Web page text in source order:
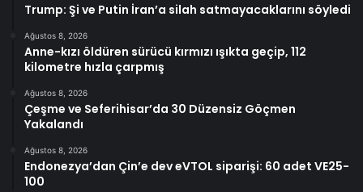
Trump: Şi ve Putin İran’a silah satmayacaklarını söyledi
Ağustos 8, 2026
Anne-kızı öldüren sürücü kırmızı ışıkta geçip, 112
kilometre hızla çarpmış
Ağustos 8, 2026
Çeşme ve Seferihisar’da 30 Düzensiz Göçmen
Yakalandı
Ağustos 8, 2026
Endonezya’dan Çin’e dev eVTOL siparişi: 60 adet VE25-
100